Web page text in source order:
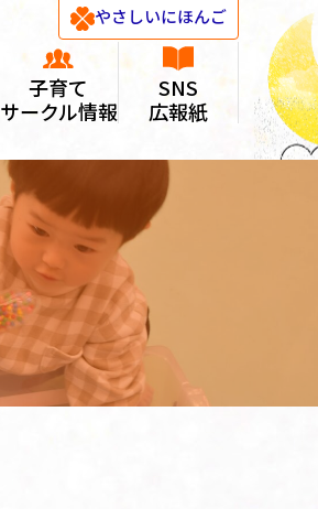
やさしいにほんご
子育て
サークル情報
SNS
広報紙